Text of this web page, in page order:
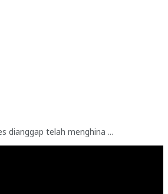
dianggap telah menghina ...